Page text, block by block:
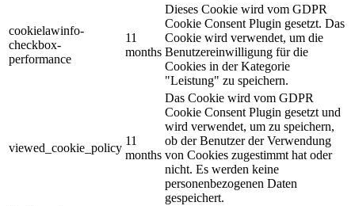
cookielawinfo-
checkbox-
performance
11
months
Dieses Cookie wird vom GDPR
Cookie Consent Plugin gesetzt. Das
Cookie wird verwendet, um die
Benutzereinwilligung für die
Cookies in der Kategorie
"Leistung" zu speichern.
viewed_cookie_policy
11
months
Das Cookie wird vom GDPR
Cookie Consent Plugin gesetzt und
wird verwendet, um zu speichern,
ob der Benutzer der Verwendung
von Cookies zugestimmt hat oder
nicht. Es werden keine
personenbezogenen Daten
gespeichert.